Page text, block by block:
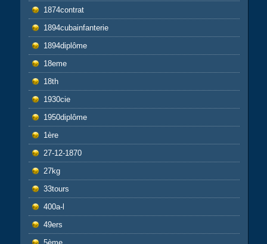
1874contrat
1894cubainfanterie
1894diplôme
18eme
18th
1930cie
1950diplôme
1ère
27-12-1870
27kg
33tours
400a-l
49ers